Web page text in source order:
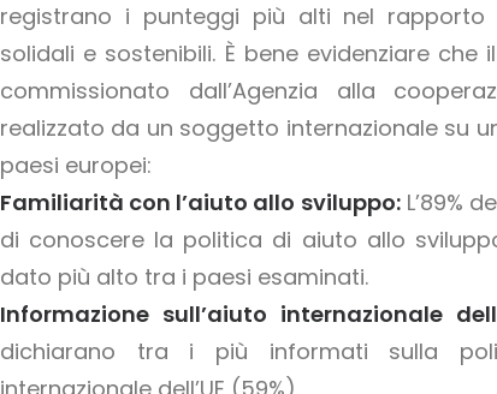
registrano i punteggi più alti nel rapporto
solidali e sostenibili. È bene evidenziare
commissionato dall’Agenzia alla
realizzato da un soggetto internazionale su
paesi europei:
Familiarità con l’aiuto allo sviluppo:L’89%
di conoscere la politica di aiuto allo
dato più alto tra i paesi esaminati.
Informazione sull’aiuto internazionale
dichiarano tra i più informati sulla